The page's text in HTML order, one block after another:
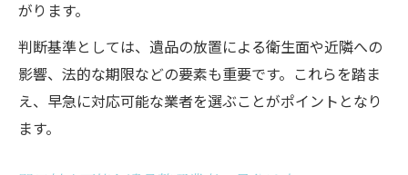
遺品整理依頼時の必要書類と準備物につい
て
遺品整理業者と事前に相談すべき内容とは
がります。
判断基準としては、遺品の放置による衛生面や近隣への
影響、法的な期限などの要素も重要です。これらを踏ま
え、早急に対応可能な業者を選ぶことがポイントとなり
ます。